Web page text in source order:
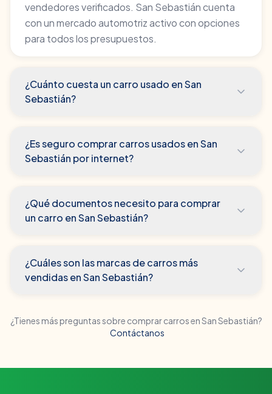
vendedores verificados. San Sebastián cuenta
con un mercado automotriz activo con opciones
para todos los presupuestos.
¿Cuánto cuesta un carro usado en San
Sebastián?
¿Es seguro comprar carros usados en San
Sebastián por internet?
¿Qué documentos necesito para comprar
un carro en San Sebastián?
¿Cuáles son las marcas de carros más
vendidas en San Sebastián?
¿Tienes más preguntas sobre comprar carros enSan Sebastián?
Contáctanos